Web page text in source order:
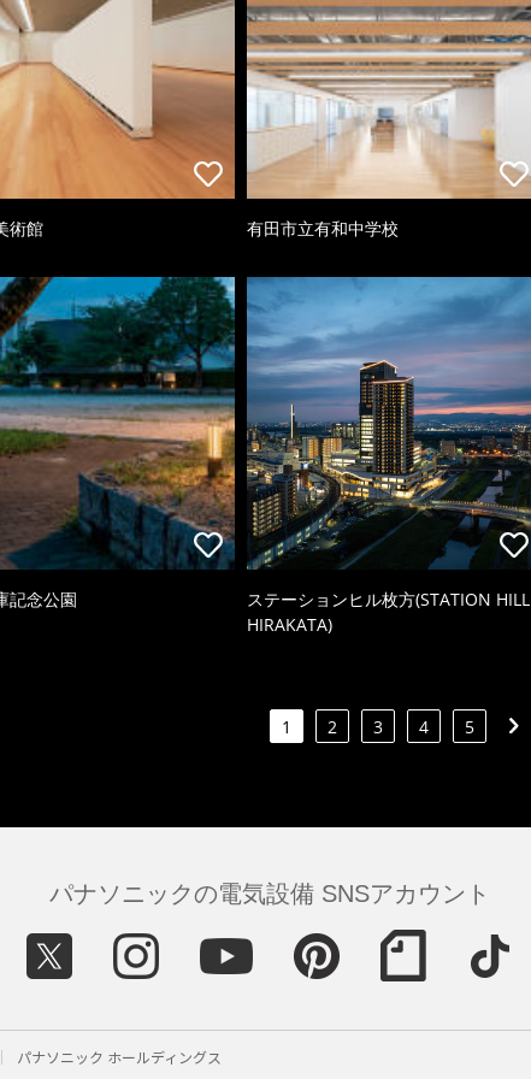
術館 有田市立有和中学校
記念公園
ステーションヒル枚方(STATION HILL
HIRAKATA)
1 2 3 4 5
パナソニックの電気設備 SNSアカウント
パナソニック ホールディングス